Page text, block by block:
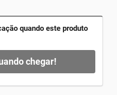
quando este produto
chegar!